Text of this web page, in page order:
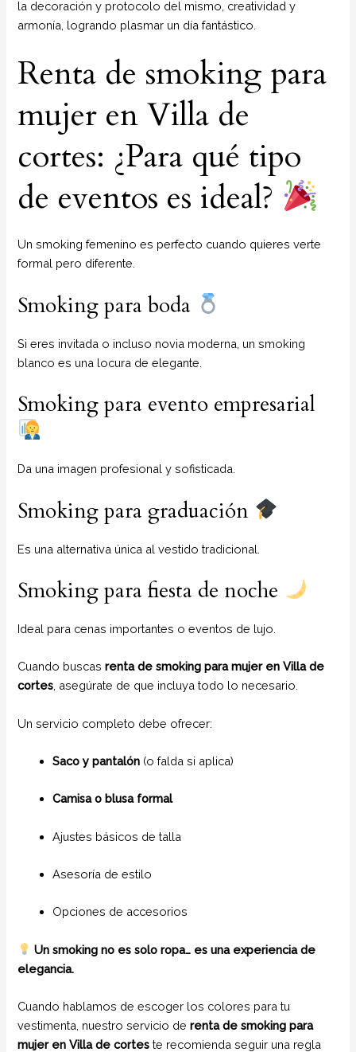
la decoración y protocolo del mismo, creatividad y
armonía, logrando plasmar un día fantástico.
Renta de smoking para
mujer en Villa de
cortes: ¿Para qué tipo
de eventos es ideal?
Un smoking femenino es perfecto cuando quieres verte
formal pero diferente.
Smoking para boda
Si eres invitada o incluso novia moderna, un smoking
blanco es una locura de elegante.
Smoking para evento empresarial
Da una imagen profesional y sofisticada.
Smoking para graduación
Es una alternativa única al vestido tradicional.
Smoking para fiesta de noche
Ideal para cenas importantes o eventos de lujo.
Cuando buscasrenta de smoking para mujer en Villa de
cortes , asegúrate de que incluya todo lo necesario.
Un servicio completo debe ofrecer:
Saco y pantalón (o falda si aplica)
Camisa o blusa formal
Ajustes básicos de talla
Asesoría de estilo
Opciones de accesorios
Un smoking no es solo ropa… es una experiencia de
elegancia.
Cuando hablamos de escoger los colores para tu
vestimenta, nuestro servicio derenta de smoking para
mujer en Villa de cortes te recomienda seguir una regla